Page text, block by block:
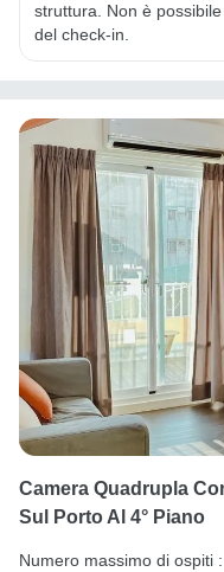
struttura. Non è
del check-in.
Camera Quadrupla
Sul Porto Al 4° Piano
Numero massimo di ospiti :